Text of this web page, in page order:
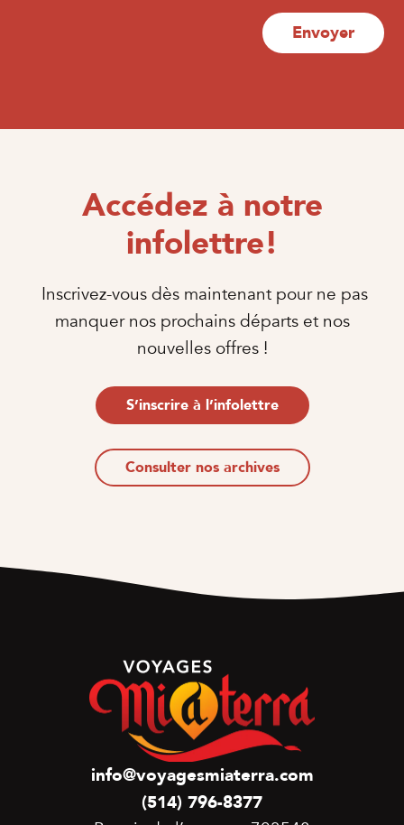
Envoyer
Accédez à notre
infolettre!
Inscrivez-vous dès maintenant pour ne pas
manquer nos prochains départs et nos
nouvelles offres !
S’inscrire à l’infolettre
Consulter nos archives
info@voyagesmiaterra.com
(514) 796-8377